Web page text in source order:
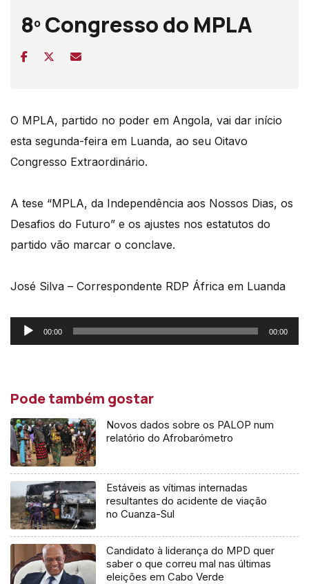
8º Congresso do MPLA
O MPLA, partido no poder em Angola, vai dar início
esta segunda-feira em Luanda, ao seu Oitavo
Congresso Extraordinário.
A tese “MPLA, da Independência aos Nossos Dias, os
Desafios do Futuro” e os ajustes nos estatutos do
partido vão marcar o conclave.
José Silva – Correspondente RDP África em Luanda
Reprodutor
de
00:00 00:00
Pode também gostar
Novos dados sobre os PALOP num
relatório do Afrobarómetro
Estáveis as vítimas internadas
resultantes do acidente de viação
no Cuanza-Sul
Candidato à liderança do MPD quer
saber o que correu mal nas últimas
eleições em Cabo Verde